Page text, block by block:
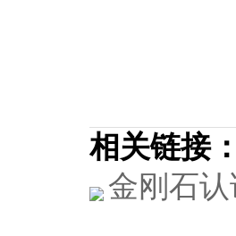
相关链接
金刚石